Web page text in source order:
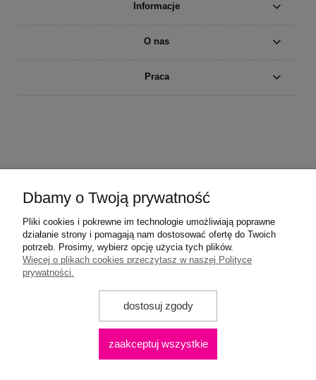
Informacje
O nas
Praca
Dbamy o Twoją prywatność
Pliki cookies i pokrewne im technologie umożliwiają poprawne
działanie strony i pomagają nam dostosować ofertę do Twoich
potrzeb. Prosimy, wybierz opcję użycia tych plików.
Więcej o plikach cookies przeczytasz w naszej Polityce
prywatności.
dostosuj zgody
zaakceptuj wszystkie